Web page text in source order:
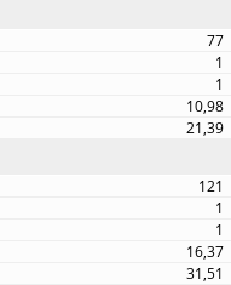
77
1
1
10,98
21,39
121
1
1
16,37
31,51